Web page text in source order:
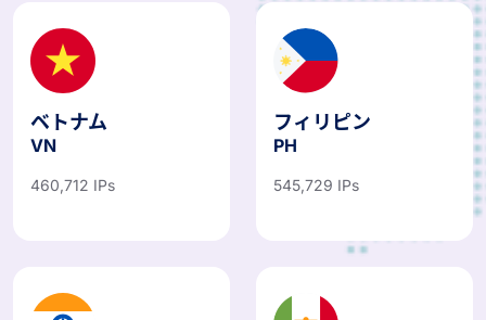
ベトナム
VN
460,712 IPs
フィリピン
PH
545,729 IPs